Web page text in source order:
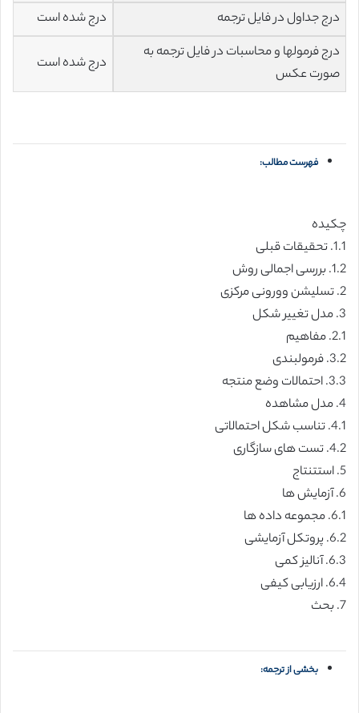
درج جداول در فایل ترجمه
درج شده است
درج فرمولها و محاسبات در فایل ترجمه به
صورت عکس
درج شده است
فهرست مطالب:
چکیده
1.1. تحقیقات قبلی
1.2. بررسی اجمالی روش
2. تسلیشن وورونی مرکزی
3. مدل تغییر شکل
2.1. مفاهیم
3.2. فرمولبندی
3.3. احتمالات وضع منتجه
4. مدل مشاهده
4.1. تناسب شکل احتمالاتی
4.2. تست های سازگاری
5. استتنتاج
6. آزمایش ها
6.1. مجموعه داده ها
6.2. پروتکل آزمایشی
6.3. آنالیز کمی
6.4. ارزیابی کیفی
7. بحث
بخشی از ترجمه: